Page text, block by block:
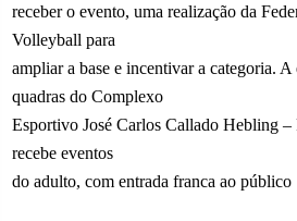
receber o evento, uma realização da
Volleyball para
ampliar a base e incentivar a categoria. A
quadras do Complexo
Esportivo José Carlos Callado Hebling –
recebe eventos
do adulto, com entrada franca ao público